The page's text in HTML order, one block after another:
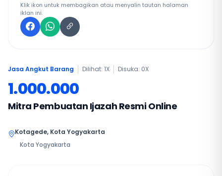
Klik ikon untuk membagikan atau menyalin tautan halaman
iklan ini.
Jasa Angkut Barang Dilihat: 1X Disuka: 0X
1.000.000
Mitra Pembuatan Ijazah Resmi Online
Kotagede, Kota Yogyakarta
Kota Yogyakarta